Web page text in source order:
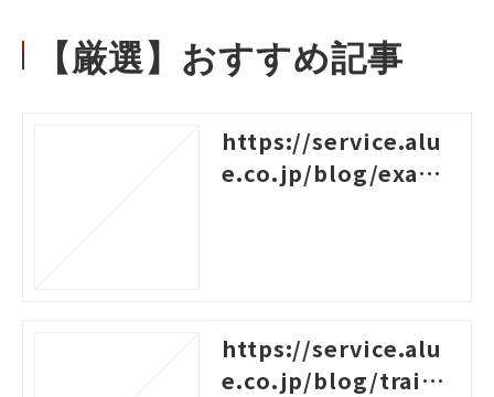
【厳選】おすすめ記事
https://service.alu
e.co.jp/blog/examp
https://service.alu
e.co.jp/blog/traini